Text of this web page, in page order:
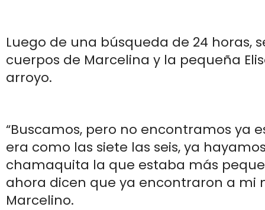
Luego de una búsqueda de 24 horas,
cuerpos de Marcelina y la pequeña
arroyo.
“Buscamos, pero no encontramos ya
era como las siete las seis, ya
chamaquita la que estaba más
ahora dicen que ya encontraron a mi
Marcelino.